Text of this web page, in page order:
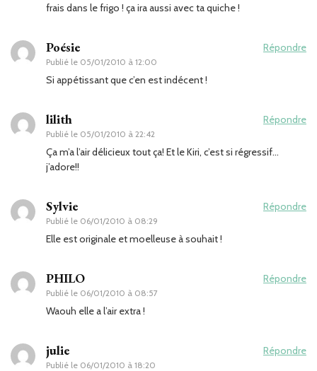
frais dans le frigo ! ça ira aussi avec ta quiche !
Poésie
Publié le 05/01/2010 à 12:00
Répondre
Si appétissant que c’en est indécent !
lilith
Publié le 05/01/2010 à 22:42
Répondre
Ça m’a l’air délicieux tout ça! Et le Kiri, c’est si régressif…
j’adore!!
Sylvie
Publié le 06/01/2010 à 08:29
Répondre
Elle est originale et moelleuse à souhait !
PHILO
Publié le 06/01/2010 à 08:57
Répondre
Waouh elle a l’air extra !
julie
Publié le 06/01/2010 à 18:20
Répondre